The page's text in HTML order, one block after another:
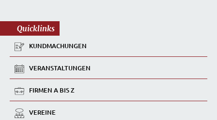
Quicklinks
KUNDMACHUNGEN
VERANSTALTUNGEN
FIRMEN A BIS Z
VEREINE